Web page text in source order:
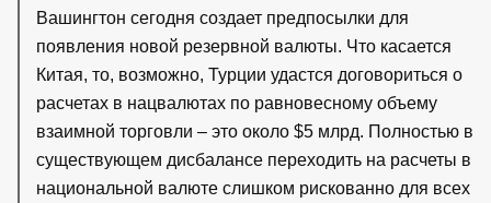
Вашингтон сегодня создает предпосылки для
появления новой резервной валюты. Что касается
Китая, то, возможно, Турции удастся договориться о
расчетах в нацвалютах по равновесному объему
взаимной торговли – это около $5 млрд. Полностью в
существующем дисбалансе переходить на расчеты в
национальной валюте слишком рискованно для всех